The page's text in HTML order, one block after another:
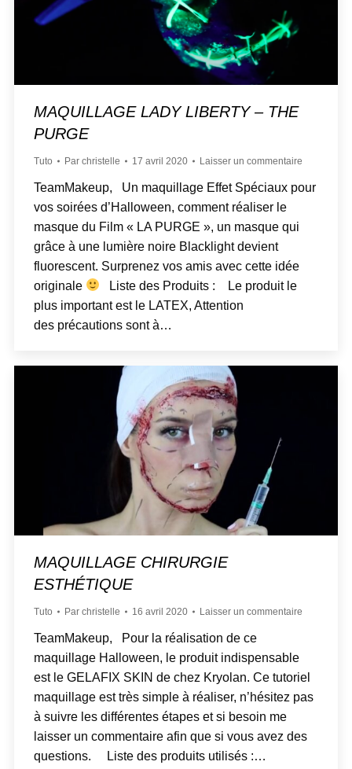
MAQUILLAGE LADY LIBERTY – THE
PURGE
Tuto Par christelle 17 avril 2020 Laisser un commentaire
TeamMakeup, Un maquillage Effet Spéciaux pour
vos soirées d’Halloween, comment réaliser le
masque du Film « LA PURGE », un masque qui
grâce à une lumière noire Blacklight devient
fluorescent. Surprenez vos amis avec cette idée
originale
Liste des Produits : Le produit le
plus important est le LATEX, Attention
des précautions sont à…
MAQUILLAGE CHIRURGIE
ESTHÉTIQUE
Tuto Par christelle 16 avril 2020 Laisser un commentaire
TeamMakeup, Pour la réalisation de ce
maquillage Halloween, le produit indispensable
est le GELAFIX SKIN de chez Kryolan. Ce tutoriel
maquillage est très simple à réaliser, n’hésitez pas
à suivre les différentes étapes et si besoin me
laisser un commentaire afin que si vous avez des
questions. Liste des produits utilisés :…